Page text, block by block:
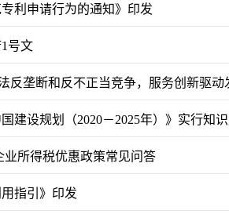
利申请行为的通知》印发
号文
反垄断和反不正当竞争，服务创新驱动
建设规划（2020－2025年）》实行知
所得税优惠政策常见问答
指引》印发